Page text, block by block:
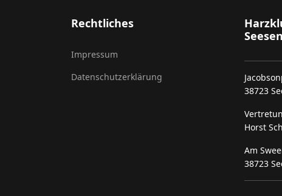
Rechtliches
Impressum
Datenschutzerklärung
38723
Horst
Am
38723